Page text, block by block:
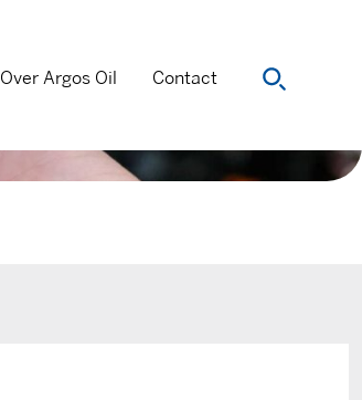
Over Argos Oil Contact